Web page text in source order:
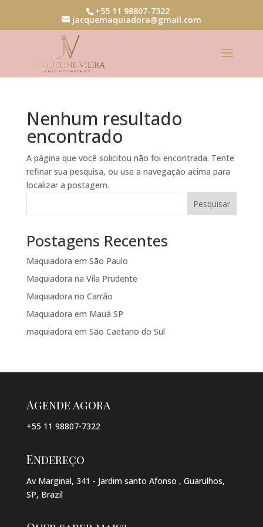
+55 11 98807-7322
jacquemaquiadora@gmail.com
Nenhum resultado
encontrado
A página que você solicitou não foi encontrada. Tente
refinar sua pesquisa, ou use a navegação acima para
localizar a postagem.
Pesquisar
Postagens Recentes
Maquiadora em São Paulo
Maquiadora na Vila Prudente
Maquiadora no Carrão
Maquiadora em Mauá SP
maquiadora em São Caetano do Sul
Agende agora
+55 11 98807-7322
Endereço
Av Marginal, 341 - Jardim santo Afonso , Guarulhos,
SP, Brazil